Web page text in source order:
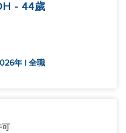
- 44歲
年 | 全職
可